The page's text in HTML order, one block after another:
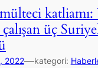
katliamı:
üç
2022—kategori: